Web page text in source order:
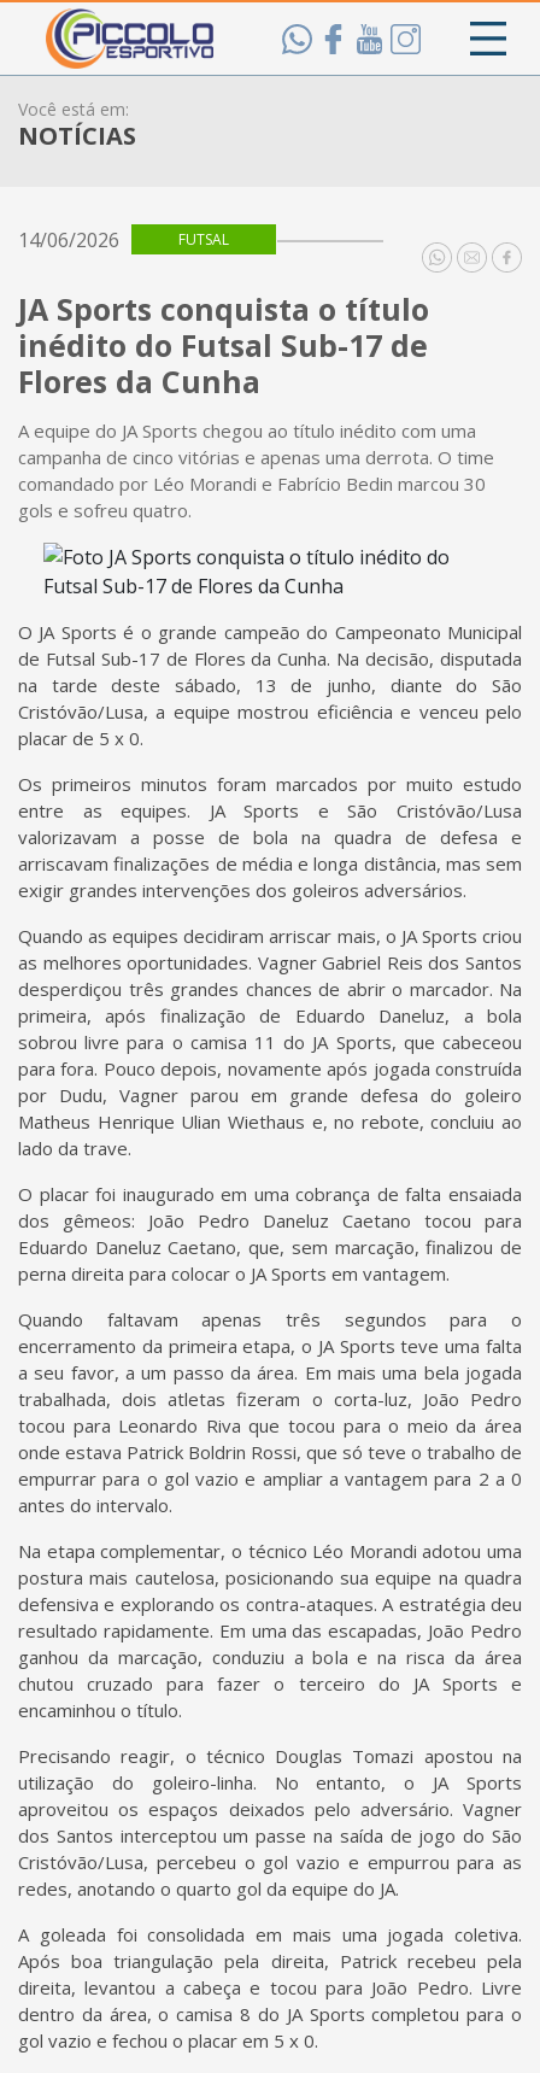
Você está em:
NOTÍCIAS
14/06/2026 FUTSAL
JA Sports conquista o título
inédito do Futsal Sub-17 de
Flores da Cunha
A equipe do JA Sports chegou ao título inédito com uma
campanha de cinco vitórias e apenas uma derrota. O time
comandado por Léo Morandi e Fabrício Bedin marcou 30
gols e sofreu quatro.
O JA Sports é o grande campeão do Campeonato Municipal
de Futsal Sub-17 de Flores da Cunha. Na decisão, disputada
na tarde deste sábado, 13 de junho, diante do São
Cristóvão/Lusa, a equipe mostrou eficiência e venceu pelo
placar de 5 x 0.
Os primeiros minutos foram marcados por muito estudo
entre as equipes. JA Sports e São Cristóvão/Lusa
valorizavam a posse de bola na quadra de defesa e
arriscavam finalizações de média e longa distância, mas sem
exigir grandes intervenções dos goleiros adversários.
Quando as equipes decidiram arriscar mais, o JA Sports criou
as melhores oportunidades. Vagner Gabriel Reis dos Santos
desperdiçou três grandes chances de abrir o marcador. Na
primeira, após finalização de Eduardo Daneluz, a bola
sobrou livre para o camisa 11 do JA Sports, que cabeceou
para fora. Pouco depois, novamente após jogada construída
por Dudu, Vagner parou em grande defesa do goleiro
Matheus Henrique Ulian Wiethaus e, no rebote, concluiu ao
lado da trave.
O placar foi inaugurado em uma cobrança de falta ensaiada
dos gêmeos: João Pedro Daneluz Caetano tocou para
Eduardo Daneluz Caetano, que, sem marcação, finalizou de
perna direita para colocar o JA Sports em vantagem.
Quando faltavam apenas três segundos para o
encerramento da primeira etapa, o JA Sports teve uma falta
a seu favor, a um passo da área. Em mais uma bela jogada
trabalhada, dois atletas fizeram o corta-luz, João Pedro
tocou para Leonardo Riva que tocou para o meio da área
onde estava Patrick Boldrin Rossi, que só teve o trabalho de
empurrar para o gol vazio e ampliar a vantagem para 2 a 0
antes do intervalo.
Na etapa complementar, o técnico Léo Morandi adotou uma
postura mais cautelosa, posicionando sua equipe na quadra
defensiva e explorando os contra-ataques. A estratégia deu
resultado rapidamente. Em uma das escapadas, João Pedro
ganhou da marcação, conduziu a bola e na risca da área
chutou cruzado para fazer o terceiro do JA Sports e
encaminhou o título.
Precisando reagir, o técnico Douglas Tomazi apostou na
utilização do goleiro-linha. No entanto, o JA Sports
aproveitou os espaços deixados pelo adversário. Vagner
dos Santos interceptou um passe na saída de jogo do São
Cristóvão/Lusa, percebeu o gol vazio e empurrou para as
redes, anotando o quarto gol da equipe do JA.
A goleada foi consolidada em mais uma jogada coletiva.
Após boa triangulação pela direita, Patrick recebeu pela
direita, levantou a cabeça e tocou para João Pedro. Livre
dentro da área, o camisa 8 do JA Sports completou para o
gol vazio e fechou o placar em 5 x 0.